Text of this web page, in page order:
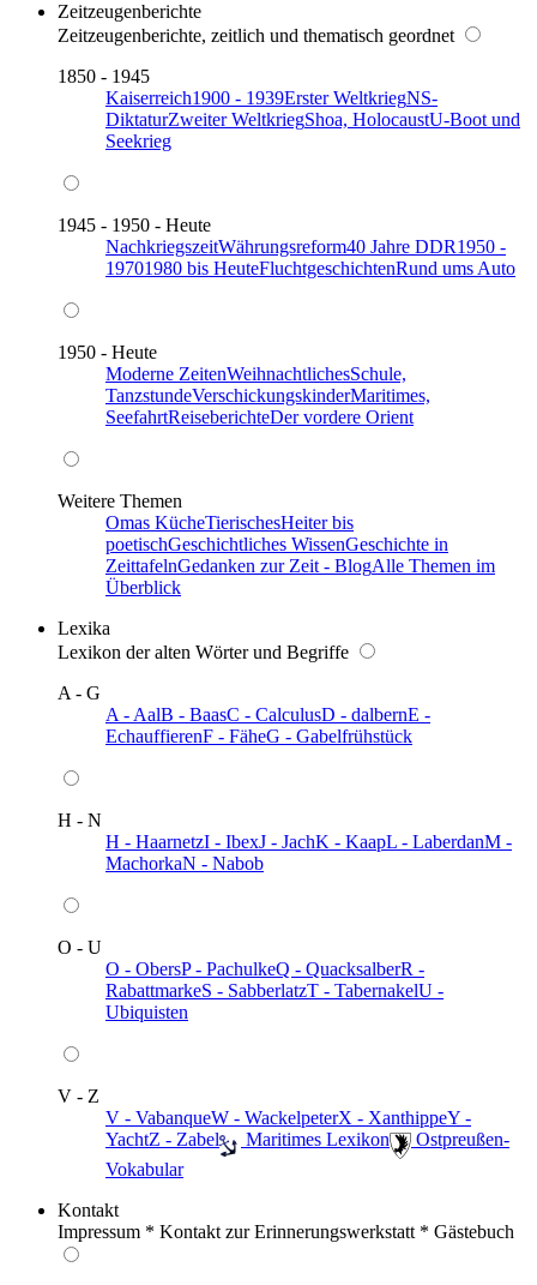
Zeitzeugenberichte
Zeitzeugenberichte, zeitlich und thematisch geordnet
1850 - 1945
Kaiserreich1900 - 1939Erster WeltkriegNS-
DiktaturZweiter WeltkriegShoa, HolocaustU-Boot und
Seekrieg
1945 - 1950 - Heute
NachkriegszeitWährungsreform40 Jahre DDR1950 -
19701980 bis HeuteFluchtgeschichtenRund ums Auto
1950 - Heute
Moderne ZeitenWeihnachtlichesSchule,
TanzstundeVerschickungskinderMaritimes,
SeefahrtReiseberichteDer vordere Orient
Weitere Themen
Omas KücheTierischesHeiter bis
poetischGeschichtliches WissenGeschichte in
ZeittafelnGedanken zur Zeit - BlogAlle Themen im
Überblick
Lexika
Lexikon der alten Wörter und Begriffe
A - G
A - AalB - BaasC - CalculusD - dalbernE -
EchauffierenF - FäheG - Gabelfrühstück
H - N
H - HaarnetzI - IbexJ - JachK - KaapL - LaberdanM -
MachorkaN - Nabob
O - U
O - ObersP - PachulkeQ - QuacksalberR -
RabattmarkeS - SabberlatzT - TabernakelU -
Ubiquisten
V - Z
V - VabanqueW - WackelpeterX - XanthippeY -
YachtZ - Zabel ️ Maritimes Lexikon
️ Ostpreußen-
Vokabular
Kontakt
Impressum * Kontakt zur Erinnerungswerkstatt * Gästebuch